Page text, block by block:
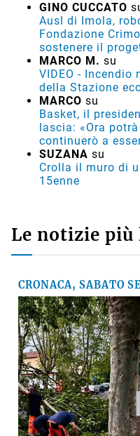
GINO CUCCATO
Ausl di Imola,
Fondazione
sostenere il
MARCO M. su
VIDEO - Incendio
della Stazione
MARCO su
Basket, il
lascia: «Ora
continuerò a
SUZANA su
Crolla il muro di
15enne
Le notizie più
CRONACA, SABATO